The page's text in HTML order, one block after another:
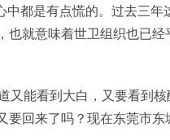
都是有点慌的。过去三
就意味着世卫组织也已
能看到大白，又要看到
回来了吗？现在东莞市